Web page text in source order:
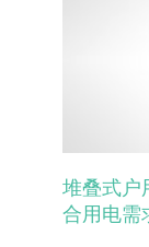
堆叠式户
合用电需